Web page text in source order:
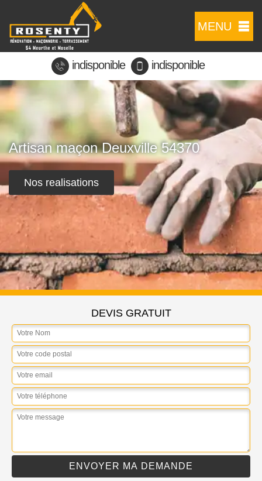
MENU
indisponible indisponible
Artisan maçon Deuxville 54370
Nos realisations
DEVIS GRATUIT